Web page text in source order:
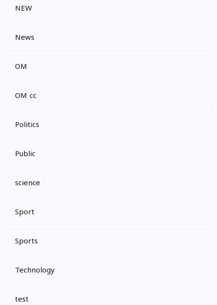
NEW
News
OM
OM cc
Politics
Public
science
Sport
Sports
Technology
test